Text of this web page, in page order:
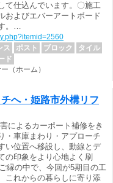
て仕込んでいます。〇施工
およびエバーアートボード
。…
ス ポスト ブロック
タイル
ド
（ホーム）
へ・姫路市外構リフ
によるカーポート補修をき
・車庫まわり・アプローチ
い位置へ移設し、動線とデ
の印象をより心地よく刷
縁の中で、今回が5期目の工
これからの暮らしに寄り添